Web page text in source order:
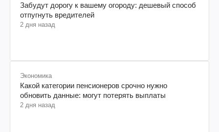
Забудут дорогу к вашему огороду: дешевый способ
отпугнуть вредителей
2 дня назад
Экономика
Какой категории пенсионеров срочно нужно
обновить данные: могут потерять выплаты
2 дня назад